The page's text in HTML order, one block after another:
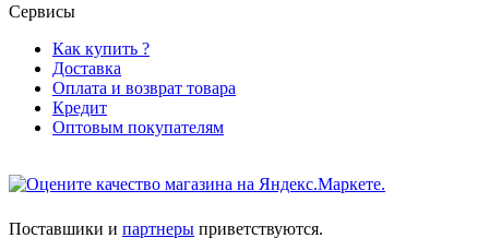
Сервисы
Как купить ?
Доставка
Оплата и возврат товара
Кредит
Оптовым покупателям
Поставшики и партнеры приветствуются.